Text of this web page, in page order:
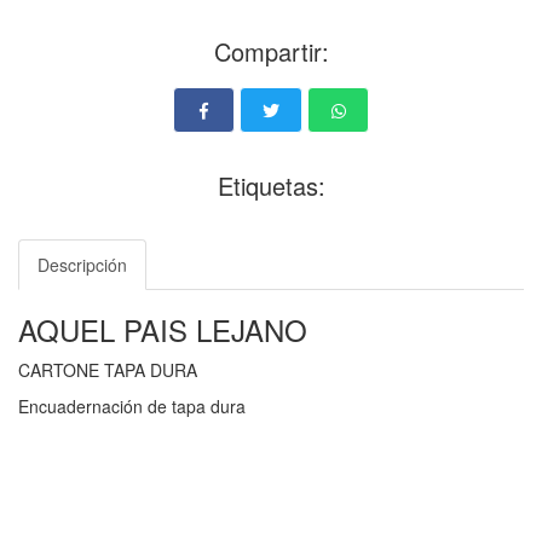
Compartir:
Etiquetas:
Descripción
AQUEL PAIS LEJANO
CARTONE TAPA DURA
Encuadernación de tapa dura